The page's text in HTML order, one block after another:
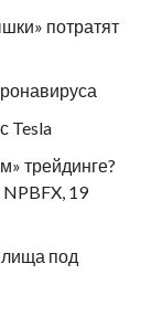
потратят
Tesla
трейдинге?
19
под